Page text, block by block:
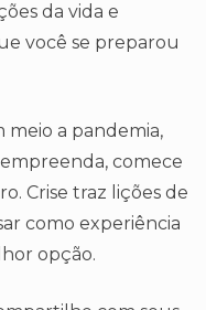
da vida e
você se preparou
a pandemia,
comece
Crise traz lições de
como experiência
opção.